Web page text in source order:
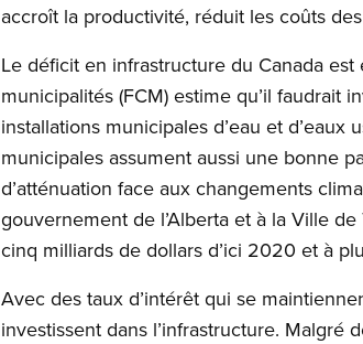
accroît la productivité, réduit les coûts
Le déficit en infrastructure du Canada
municipalités (FCM) estime qu’il
installations municipales d’eau et
municipales assument aussi une bonne
d’atténuation face aux changements
gouvernement de l’Alberta et à la Ville
cinq milliards de dollars d’ici 2020 et à
Avec des taux d’intérêt qui se
investissent dans l’infrastructure.